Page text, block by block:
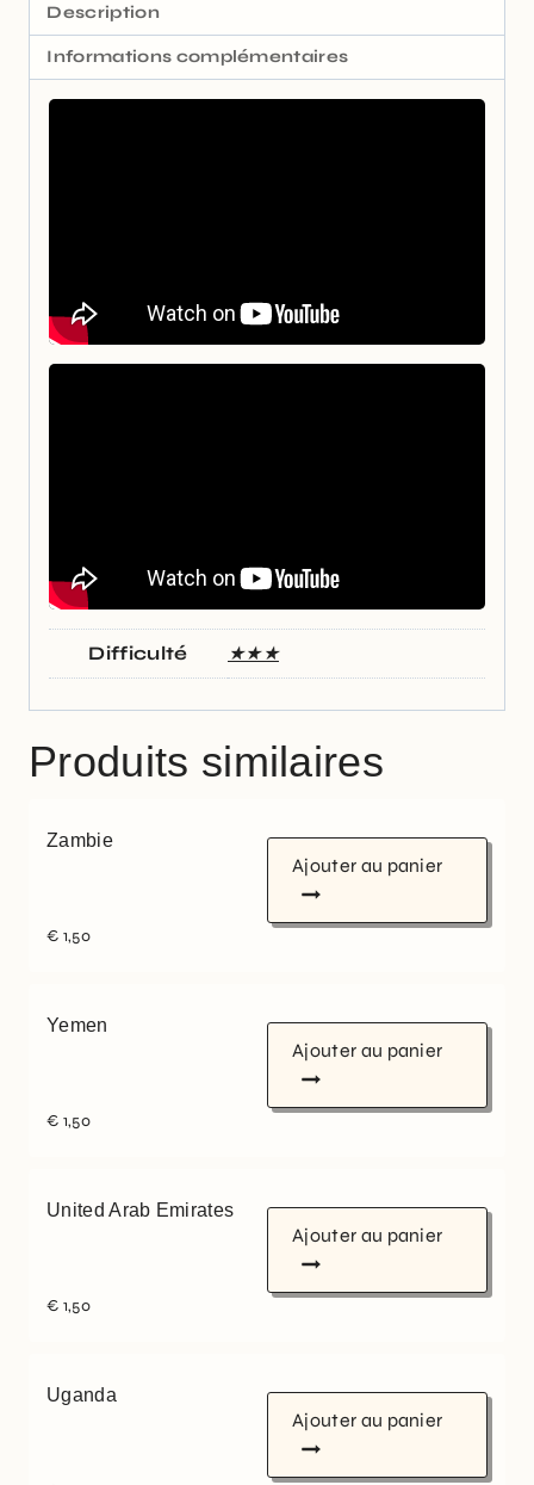
Description
Informations complémentaires
Difficulté ★★★
Produits similaires
Zambie
€ 1,50
Ajouter au panier
Yemen
€ 1,50
Ajouter au panier
United Arab Emirates
€ 1,50
Ajouter au panier
Uganda
Ajouter au panier